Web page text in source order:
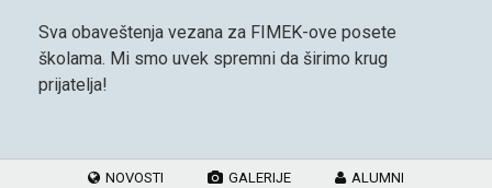
Sva obaveštenja vezana za FIMEK-ove posete
školama. Mi smo uvek spremni da širimo krug
prijatelja!
NOVOSTI GALERIJE ALUMNI